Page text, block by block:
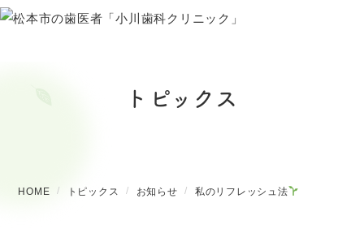
トピックス
HOME トピックス お知らせ 私のリフレッシュ法